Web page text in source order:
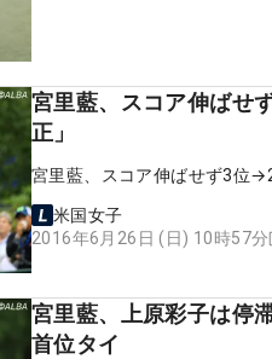
宮里藍、スコア伸ばせ
正」
宮里藍、スコア伸ばせず3位
米国女子
2016年6月26日 (日) 10時57分
宮里藍、上原彩子は停
首位タイ